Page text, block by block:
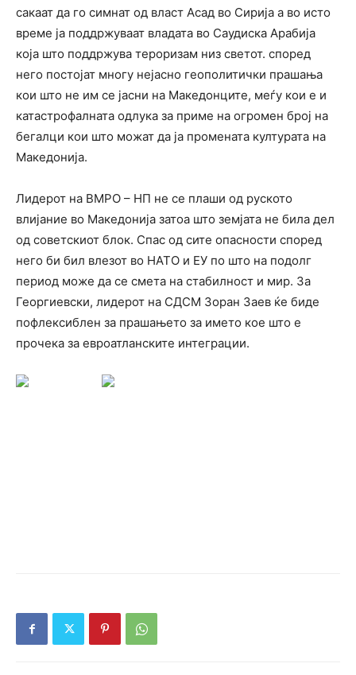
сакаат да го симнат од власт Асад во Сирија а во исто
време ја поддржуваат владата во Саудиска Арабија
која што поддржува тероризам низ светот. според
него постојат многу нејасно геополитички прашања
кои што не им се јасни на Македонците, меѓу кои е и
катастрофалната одлука за приме на огромен број на
бегалци кои што можат да ја промената културата на
Македонија.
Лидерот на ВМРО – НП не се плаши од руското
влијание во Македонија затоа што земјата не била дел
од советскиот блок. Спас од сите опасности според
него би бил влезот во НАТО и ЕУ по што на подолг
период може да се смета на стабилност и мир. За
Георгиевски, лидерот на СДСМ Зоран Заев ќе биде
пофлексиблен за прашањето за името кое што е
прочека за евроатланските интеграции.